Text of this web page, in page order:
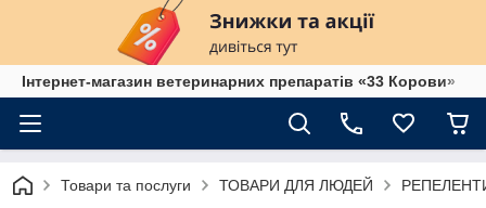
Інтернет-магазин ветеринарних препаратів «33 Корови»
Товари та послуги ТОВАРИ ДЛЯ ЛЮДЕЙ